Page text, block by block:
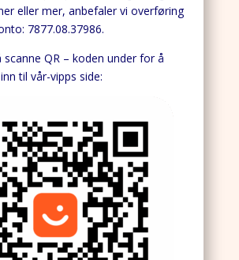
eller mer, anbefaler vi overføring
7877.08.37986.
scanne QR – koden under for å
til vår-vipps side: